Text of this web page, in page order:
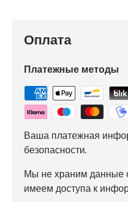
Оплата
Платежные методы
Ваша платежная
безопасности.
Мы не храним данные
имеем доступа к